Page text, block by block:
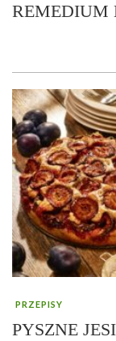
REMEDIUM
PRZEPISY
PYSZNE